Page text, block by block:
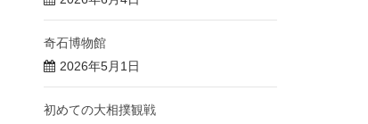
奇石博物館
2026年5月1日
初めての大相撲観戦